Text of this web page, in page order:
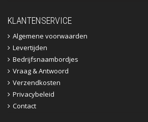
KLANTENSERVICE
Algemene voorwaarden
Levertijden
Bedrijfsnaambordjes
Vraag & Antwoord
Verzendkosten
Privacybeleid
Contact